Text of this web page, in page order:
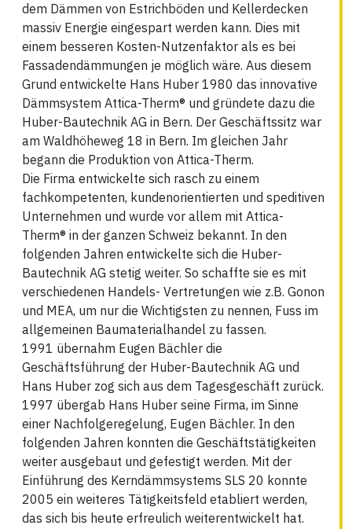
dem Dämmen von Estrichböden und Kellerdecken
massiv Energie eingespart werden kann. Dies mit
einem besseren Kosten-Nutzenfaktor als es bei
Fassadendämmungen je möglich wäre. Aus diesem
Grund entwickelte Hans Huber 1980 das innovative
Dämmsystem Attica-Therm® und gründete dazu die
Huber-Bautechnik AG in Bern. Der Geschäftssitz war
am Waldhöheweg 18 in Bern. Im gleichen Jahr
begann die Produktion von Attica-Therm.
Die Firma entwickelte sich rasch zu einem
fachkompetenten, kundenorientierten und speditiven
Unternehmen und wurde vor allem mit Attica-
Therm® in der ganzen Schweiz bekannt. In den
folgenden Jahren entwickelte sich die Huber-
Bautechnik AG stetig weiter. So schaffte sie es mit
verschiedenen Handels- Vertretungen wie z.B. Gonon
und MEA, um nur die Wichtigsten zu nennen, Fuss im
allgemeinen Baumaterialhandel zu fassen.
1991 übernahm Eugen Bächler die
Geschäftsführung der Huber-Bautechnik AG und
Hans Huber zog sich aus dem Tagesgeschäft zurück.
1997 übergab Hans Huber seine Firma, im Sinne
einer Nachfolgeregelung, Eugen Bächler. In den
folgenden Jahren konnten die Geschäftstätigkeiten
weiter ausgebaut und gefestigt werden. Mit der
Einführung des Kerndämmsystems SLS 20 konnte
2005 ein weiteres Tätigkeitsfeld etabliert werden,
das sich bis heute erfreulich weiterentwickelt hat.